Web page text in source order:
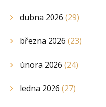
dubna 2026 (29)
března 2026 (23)
února 2026 (24)
ledna 2026 (27)